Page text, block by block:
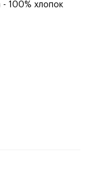
100% хлопок